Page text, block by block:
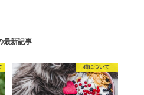
最新記事
猫について